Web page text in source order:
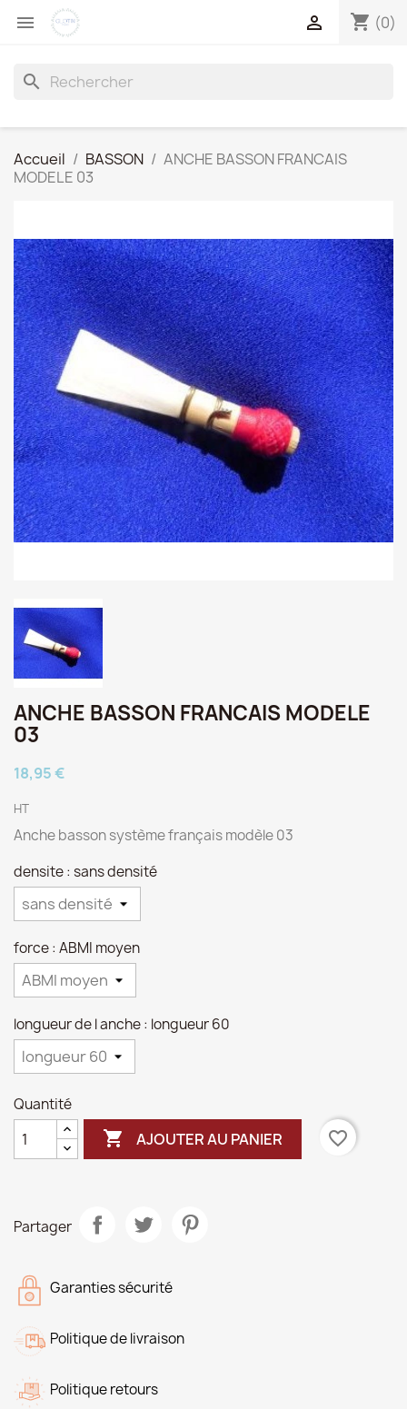
 shopping_cart (0)

search
Accueil BASSON
ANCHE BASSON FRANCAIS
MODELE 03
ANCHE BASSON FRANCAIS MODELE
03
18,95 €
HT
Anche basson système français modèle 03
densite : sans densité
force : ABMI moyen
longueur de l anche : longueur 60
Quantité
 AJOUTER AU PANIER favorite_border
Partager
Garanties sécurité
Politique de livraison
Politique retours